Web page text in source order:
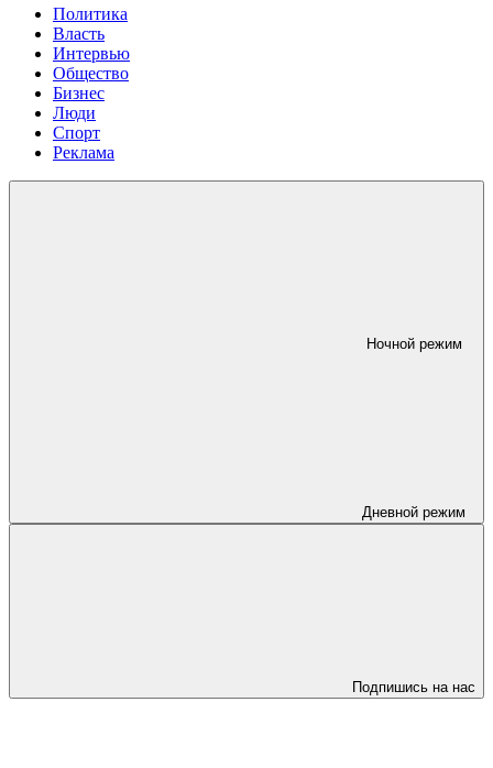
Политика
Власть
Интервью
Общество
Бизнес
Люди
Спорт
Реклама
Ночной режим
Дневной режим
Подпишись на нас